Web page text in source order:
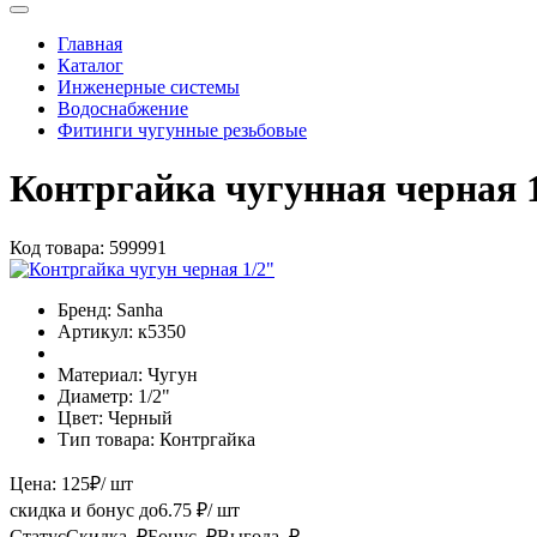
Главная
Каталог
Инженерные системы
Водоснабжение
Фитинги чугунные резьбовые
Контргайка чугунная черная
Код товара: 599991
Бренд: Sanha
Артикул: к5350
Материал: Чугун
Диаметр: 1/2"
Цвет: Черный
Тип товара: Контргайка
Цена: 125₽/ шт
скидка и бонус до6.75 ₽/ шт